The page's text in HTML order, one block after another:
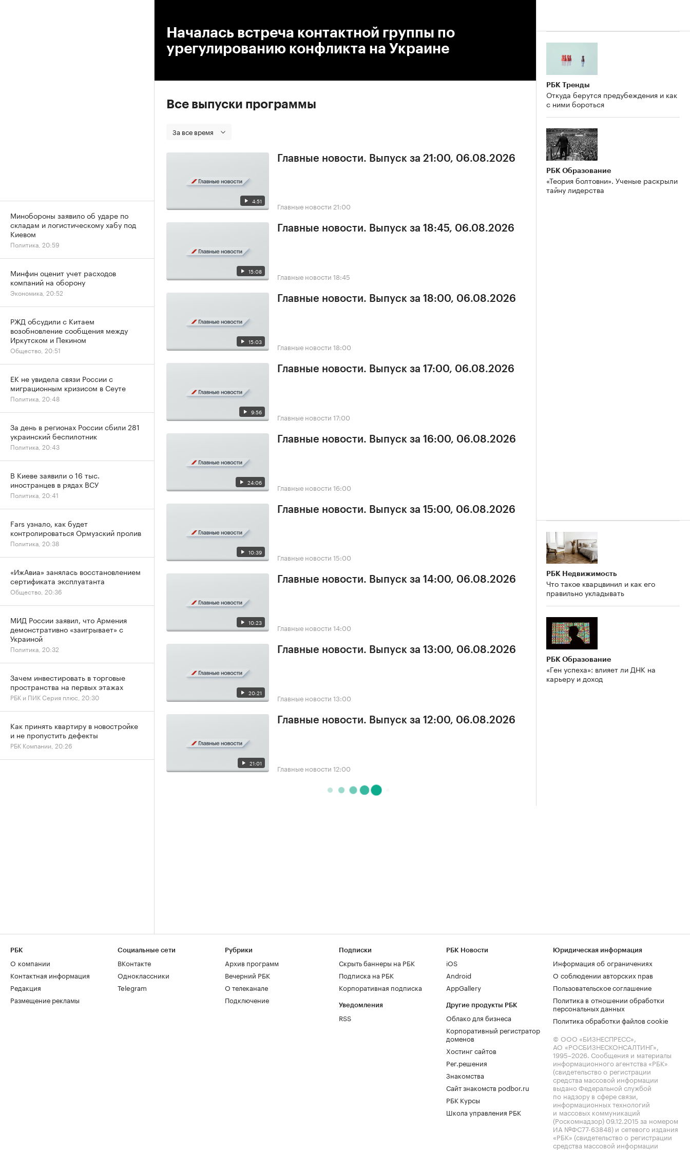
Началась встреча контактной группы по
урегулированию конфликта на Украине
Все выпуски программы
За все время
4:51
Главные новости. Выпуск за 21:00, 06.08.2026
Главные новости 21:00
15:08
Главные новости. Выпуск за 18:45, 06.08.2026
Главные новости 18:45
15:03
Главные новости. Выпуск за 18:00, 06.08.2026
Главные новости 18:00
9:56
Главные новости. Выпуск за 17:00, 06.08.2026
Главные новости 17:00
24:06
Главные новости. Выпуск за 16:00, 06.08.2026
Главные новости 16:00
10:39
Главные новости. Выпуск за 15:00, 06.08.2026
Главные новости 15:00
10:23
Главные новости. Выпуск за 14:00, 06.08.2026
Главные новости 14:00
20:21
Главные новости. Выпуск за 13:00, 06.08.2026
Главные новости 13:00
21:01
Главные новости. Выпуск за 12:00, 06.08.2026
Главные новости 12:00
РБК Тренды
Откуда берутся предубеждения и как
с ними бороться
РБК Образование
«Теория болтовни». Ученые раскрыли
тайну лидерства
РБК Недвижимость
Что такое кварцвинил и как его
правильно укладывать
РБК Образование
«Ген успеха»: влияет ли ДНК на
карьеру и доход
Минобороны заявило об ударе по
складам и логистическому хабу под
Киевом
Политика, 20:59
Минфин оценит учет расходов
компаний на оборону
Экономика, 20:52
РЖД обсудили с Китаем
возобновление сообщения между
Иркутском и Пекином
Общество, 20:51
ЕК не увидела связи России с
миграционным кризисом в Сеуте
Политика, 20:48
За день в регионах России сбили 281
украинский беспилотник
Политика, 20:43
В Киеве заявили о 16 тыс.
иностранцев в рядах ВСУ
Политика, 20:41
Fars узнало, как будет
контролироваться Ормузский пролив
Политика, 20:38
«ИжАвиа» занялась восстановлением
сертификата эксплуатанта
Общество, 20:36
МИД России заявил, что Армения
демонстративно «заигрывает» с
Украиной
Политика, 20:32
Зачем инвестировать в торговые
пространства на первых этажах
РБК и ПИК Серия плюс, 20:30
Как принять квартиру в новостройке
и не пропустить дефекты
РБК Компании, 20:26
РБК
О компании
Контактная информация
Редакция
Размещение рекламы
Социальные сети
ВКонтакте
Одноклассники
Telegram
Рубрики
Архив программ
Вечерний РБК
О телеканале
Подключение
Подписки
Скрыть баннеры на РБК
Подписка на РБК
Корпоративная подписка
Уведомления
RSS
РБК Новости
iOS
Android
AppGallery
Другие продукты РБК
Облако для бизнеса
Корпоративный регистратор
доменов
Хостинг сайтов
Рег.решения
Знакомства
Сайт знакомств podbor.ru
РБК Курсы
Школа управления РБК
Юридическая информация
Информация об ограничениях
О соблюдении авторских прав
Пользовательское соглашение
Политика в отношении обработки
персональных данных
Политика обработки файлов cookie
© ООО «БИЗНЕСПРЕСС»,
АО «РОСБИЗНЕСКОНСАЛТИНГ»,
1995–2026. Сообщения и материалы
информационного агентства «РБК»
(свидетельство о регистрации
средства массовой информации
выдано Федеральной службой
по надзору в сфере связи,
информационных технологий
и массовых коммуникаций
(Роскомнадзор) 09.12.2015 за номером
ИА №ФС77-63848) и сетевого издания
«РБК» (свидетельство о регистрации
средства массовой информации